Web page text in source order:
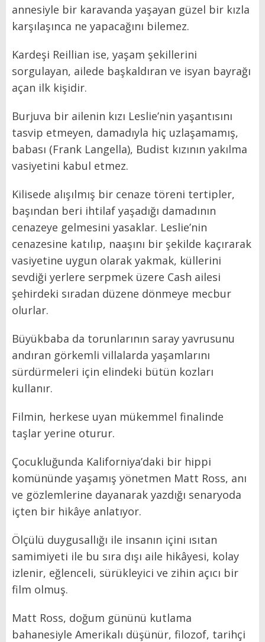
annesiyle bir karavanda yaşayan güzel bir kızla
karşılaşınca ne yapacağını bilemez.
Kardeşi Reillian ise, yaşam şekillerini
sorgulayan, ailede başkaldıran ve isyan bayrağı
açan ilk kişidir.
Burjuva bir ailenin kızı Leslie’nin yaşantısını
tasvip etmeyen, damadıyla hiç uzlaşamamış,
babası (Frank Langella), Budist kızının yakılma
vasiyetini kabul etmez.
Kilisede alışılmış bir cenaze töreni tertipler,
başından beri ihtilaf yaşadığı damadının
cenazeye gelmesini yasaklar. Leslie’nin
cenazesine katılıp, naaşını bir şekilde kaçırarak
vasiyetine uygun olarak yakmak, küllerini
sevdiği yerlere serpmek üzere Cash ailesi
şehirdeki sıradan düzene dönmeye mecbur
olurlar.
Büyükbaba da torunlarının saray yavrusunu
andıran görkemli villalarda yaşamlarını
sürdürmeleri için elindeki bütün kozları
kullanır.
Filmin, herkese uyan mükemmel finalinde
taşlar yerine oturur.
Çocukluğunda Kaliforniya’daki bir hippi
komününde yaşamış yönetmen Matt Ross, anı
ve gözlemlerine dayanarak yazdığı senaryoda
içten bir hikâye anlatıyor.
Ölçülü duygusallığı ile insanın içini ısıtan
samimiyeti ile bu sıra dışı aile hikâyesi, kolay
izlenir, eğlenceli, sürükleyici ve zihin açıcı bir
film olmuş.
Matt Ross, doğum gününü kutlama
bahanesiyle Amerikalı düşünür, filozof, tarihçi